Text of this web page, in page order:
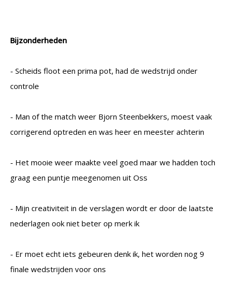
Bijzonderheden
- Scheids floot een prima pot, had de wedstrijd onder
controle
- Man of the match weer Bjorn Steenbekkers, moest vaak
corrigerend optreden en was heer en meester achterin
- Het mooie weer maakte veel goed maar we hadden toch
graag een puntje meegenomen uit Oss
- Mijn creativiteit in de verslagen wordt er door de laatste
nederlagen ook niet beter op merk ik
- Er moet echt iets gebeuren denk ik, het worden nog 9
finale wedstrijden voor ons